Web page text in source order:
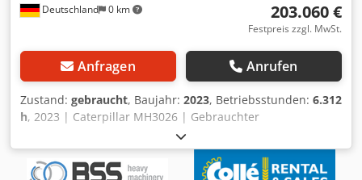
Deutschland 0 km 203.060 €
Festpreis zzgl. MwSt.
Anfragen Anrufen
Zustand: gebraucht, Baujahr: 2023, Betriebsstunden: 6.312
h, 2023 | Caterpillar MH3026 | Gebrauchter
Umschlagbagger | 6312 hours 📍Location: Deutschland 🚛
Delivery available to your destination – Use our shipping
calculator to estimate transport costs! Dcsdezbbp Uopfx An